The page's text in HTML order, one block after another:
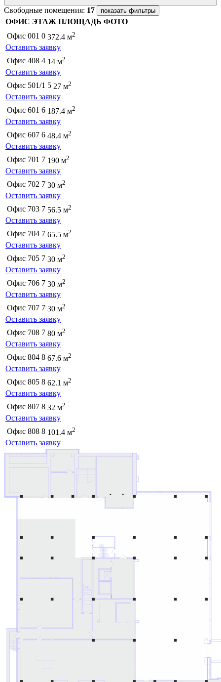
Свободные помещения: 17 показать фильтры
ОФИС ЭТАЖ ПЛОЩАДЬ ФОТО
Офис 001 0 372.4 м2
Оставить заявку
Офис 408 4 14 м2
Оставить заявку
Офис 501/1 5 27 м2
Оставить заявку
Офис 601 6 187.4 м2
Оставить заявку
Офис 607 6 48.4 м2
Оставить заявку
Офис 701 7 190 м2
Оставить заявку
Офис 702 7 30 м2
Оставить заявку
Офис 703 7 56.5 м2
Оставить заявку
Офис 704 7 65.5 м2
Оставить заявку
Офис 705 7 30 м2
Оставить заявку
Офис 706 7 30 м2
Оставить заявку
Офис 707 7 30 м2
Оставить заявку
Офис 708 7 80 м2
Оставить заявку
Офис 804 8 67.6 м2
Оставить заявку
Офис 805 8 62.1 м2
Оставить заявку
Офис 807 8 32 м2
Оставить заявку
Офис 808 8 101.4 м2
Оставить заявку